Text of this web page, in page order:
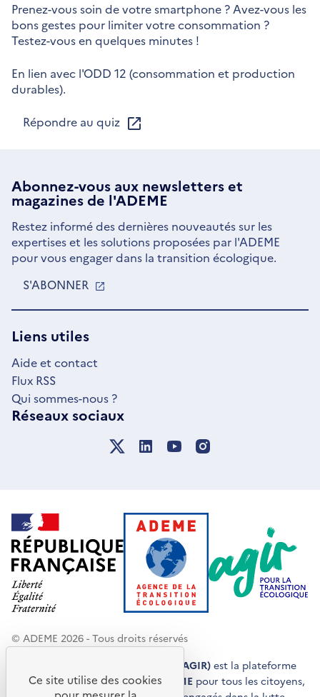
Prenez-vous soin de votre smartphone ? Avez-vous les
bons gestes pour limiter votre consommation ?
Testez-vous en quelques minutes !
En lien avec l'ODD 12 (consommation et production
durables).
Répondre au quiz
Abonnez-vous aux newsletterset
magazines de l'ADEME
Restez informé des dernières nouveautés sur les
expertises et les solutions proposées par l'ADEME
pour vous engager dans la transition écologique.
S'ABONNER
UNE
Liens utiles
Aide et contact
Flux RSS
Qui sommes-nous ?
Réseaux sociaux
© ADEME 2026 - Tous droits réservés
Agir pour la transition écologique (AGIR) est la plateforme
de conseils et de services de l'ADEME pour tous les citoyens,
Ce site utilise des cookies